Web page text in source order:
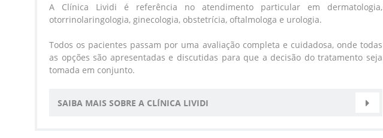
A Clínica Lividi é referência no atendimento particular em dermatologia,
otorrinolaringologia, ginecologia, obstetrícia, oftalmologa e urologia.
Todos os pacientes passam por uma avaliação completa e cuidadosa, onde todas
as opções são apresentadas e discutidas para que a decisão do tratamento seja
tomada em conjunto.
SAIBA MAIS SOBRE A CLÍNICA LIVIDI